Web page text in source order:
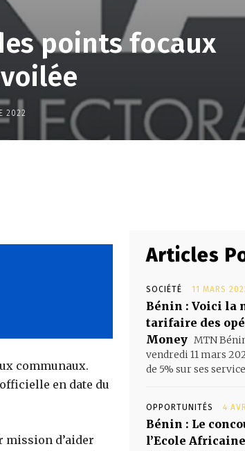
points focaux
2022
communaux.
en date du
mission d’aider
Articles
SOCIÉTÉ 11 MARS
Bénin : Voici la
tarifaire des
Money MTN
vendredi 11 mars
de 5% sur ses
OPPORTUNITÉS 4
Bénin : Le
l’Ecole